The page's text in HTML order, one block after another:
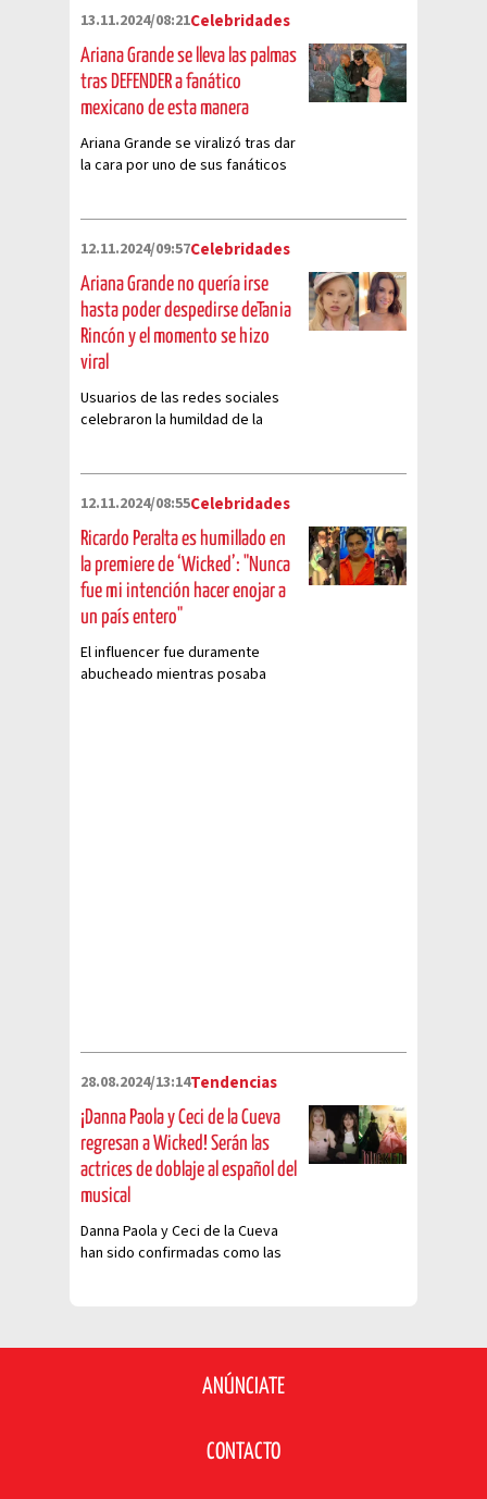
13.11.2024/08:21Celebridades
Ariana Grande se lleva las palmas
tras DEFENDER a fanático
mexicano de esta manera
Ariana Grande se viralizó tras dar
la cara por uno de sus fanáticos
12.11.2024/09:57Celebridades
Ariana Grande no quería irse
hasta poder despedirse deTania
Rincón y el momento se hizo
viral
Usuarios de las redes sociales
celebraron la humildad de la
12.11.2024/08:55Celebridades
Ricardo Peralta es humillado en
la premiere de ‘Wicked’: "Nunca
fue mi intención hacer enojar a
un país entero"
El influencer fue duramente
abucheado mientras posaba
28.08.2024/13:14Tendencias
¡Danna Paola y Ceci de la Cueva
regresan a Wicked! Serán las
actrices de doblaje al español del
musical
Danna Paola y Ceci de la Cueva
han sido confirmadas como las
ANÚNCIATE
CONTACTO